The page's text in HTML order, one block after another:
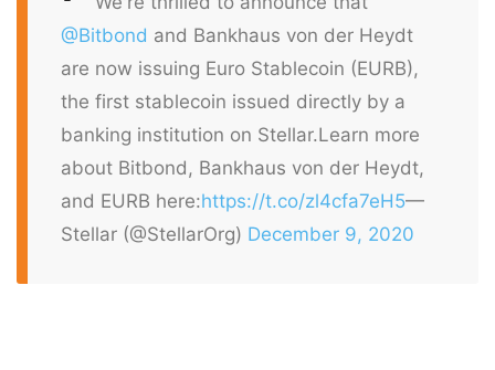
@Bitbond and Bankhaus von der Heydt
are now issuing Euro Stablecoin (EURB),
the first stablecoin issued directly by a
banking institution on Stellar.Learn more
about Bitbond, Bankhaus von der Heydt,
and EURB here:https://t.co/zl4cfa7eH5—
Stellar (@StellarOrg) December 9, 2020